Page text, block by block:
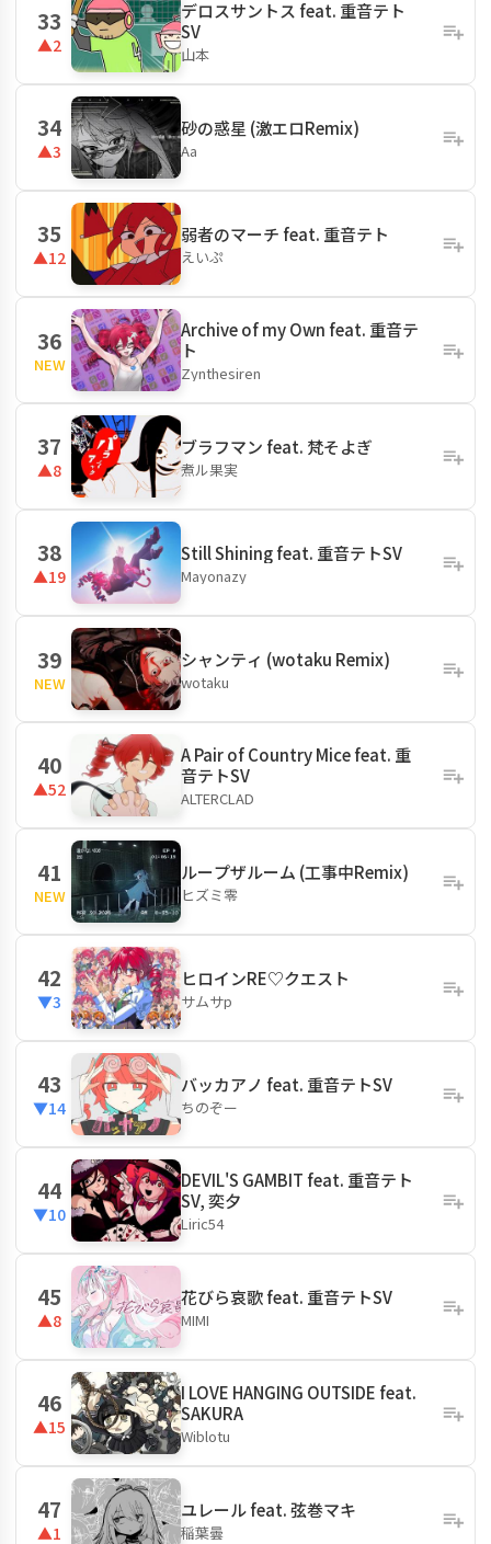
33
▲2
デロスサントス feat. 重音テト
SV
山本
34
▲3
砂の惑星 (激エロRemix)
Aa
35
▲12
弱者のマーチ feat. 重音テト
えいぷ
36
NEW
Archive of my Own feat. 重音テ
ト
Zynthesiren
37
▲8
ブラフマン feat. 梵そよぎ
煮ル果実
38
▲19
Still Shining feat. 重音テトSV
Mayonazy
39
NEW
シャンティ (wotaku Remix)
wotaku
40
▲52
A Pair of Country Mice feat. 重
音テトSV
ALTERCLAD
41
NEW
ループザルーム (工事中Remix)
ヒズミ零
42
▼3
ヒロインRE♡クエスト
サムサp
43
▼14
バッカアノ feat. 重音テトSV
ちのぞー
44
▼10
DEVIL'S GAMBIT feat. 重音テト
SV, 奕夕
Liric54
45
▲8
花びら哀歌 feat. 重音テトSV
MIMI
46
▲15
I LOVE HANGING OUTSIDE feat.
SAKURA
Wiblotu
47
▲1
ユレール feat. 弦巻マキ
稲葉曇